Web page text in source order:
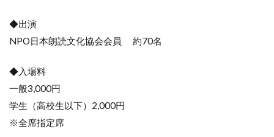
◆出演
NPO日本朗読文化協会会員 約70名
◆入場料
一般3,000円
学生（高校生以下）2,000円
※全席指定席